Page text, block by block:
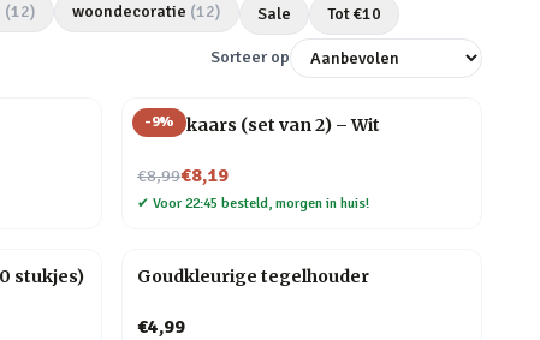
(12) woondecoratie (12) Sale Tot €10
Sorteer op
-9%
Druipkaars (set van 2) – Wit
€8,99
Nu voor€8,19
✔ Voor 22:45 besteld, morgen in huis!
stukjes) Goudkleurige tegelhouder
€4,99